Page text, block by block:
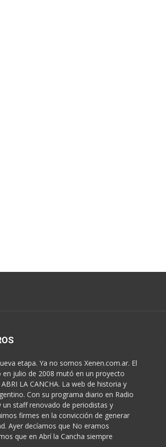
etapa. Ya no somos Xenen.com.ar. El
en julio de 2008 mutó en un proyecto
LA CANCHA. La web de historia y
Con su programa diario en Radio
un staff renovado de periodistas y
firmes en la convicción de generar
Ayer decíamos que No eramos
que en Abrí la Cancha siempre